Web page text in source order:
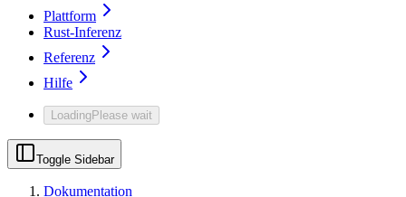
Plattform
Rust-Inferenz
Referenz
Hilfe
LoadingPlease wait
Toggle Sidebar
Dokumentation